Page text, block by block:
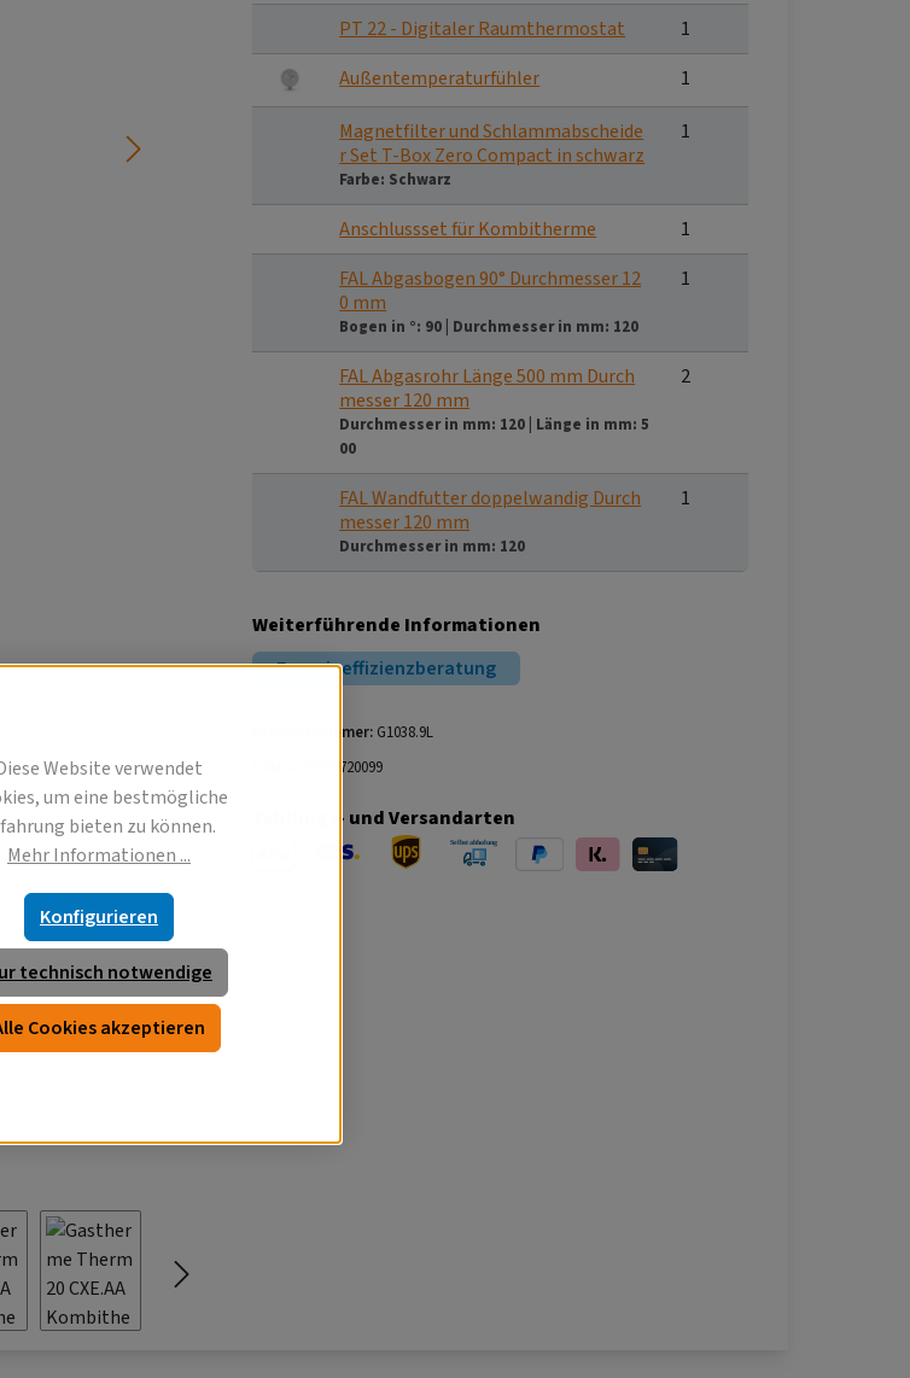
PT 22 - Digitaler Raumthermostat
1
Außentemperaturfühler
1
Magnetfilter und Schlammabscheide
r Set T-Box Zero Compact in schwarz
Farbe: Schwarz
1
Anschlussset für Kombitherme
1
FAL Abgasbogen 90° Durchmesser 12
0 mm
Bogen in °: 90 Durchmesser in mm: 120
1
FAL Abgasrohr Länge 500 mm Durch
messer 120 mm
Durchmesser in mm: 120 Länge in mm:5
00
2
FAL Wandfutter doppelwandig Durch
messer 120 mm
Durchmesser in mm: 120
1
Weiterführende Informationen
Energieeffizienzberatung
Produktnummer: G1038.9L
4251683720099
Zahlungs- und Versandarten
Website verwendet
um eine bestmögliche
bieten zu können.
Mehr Informationen ...
technisch notwendige
Konfigurieren
Cookies akzeptieren